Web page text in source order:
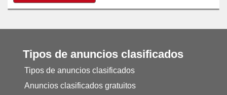
Tipos de anuncios clasificados
Tipos de anuncios clasificados
Anuncios clasificados gratuitos